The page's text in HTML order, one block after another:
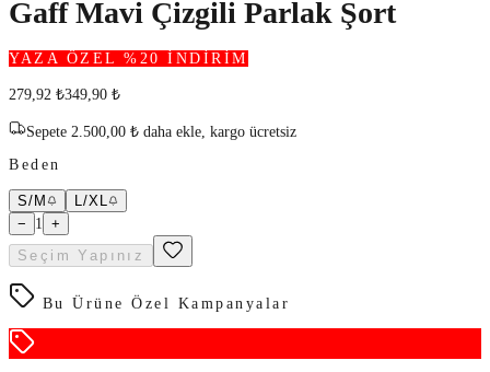
Gaff Mavi Çizgili Parlak Şort
YAZA ÖZEL %20 İNDİRİM
279,92 ₺349,90 ₺
Sepete 2.500,00 ₺ daha ekle, kargo ücretsiz
Beden
S/M
L/XL
−
1 +
Seçim Yapınız
Bu Ürüne Özel Kampanyalar